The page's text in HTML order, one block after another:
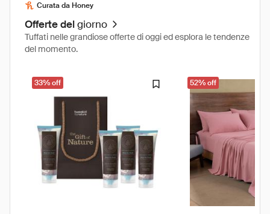
Curata da Honey
Offerte delgiorno
Tuffati nelle grandiose offerte di oggi ed esplora le tendenze
del momento.
33% off 52% off